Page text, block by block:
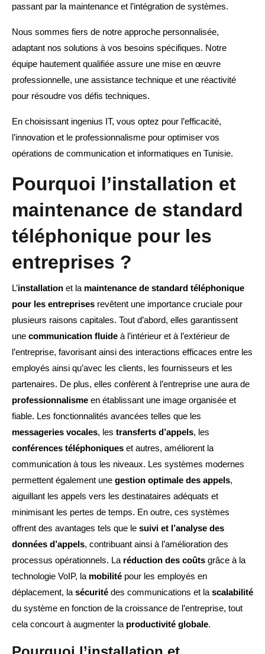
passant par la maintenance et l’intégration de systèmes.
Nous sommes fiers de notre approche personnalisée,
adaptant nos solutions à vos besoins spécifiques. Notre
équipe hautement qualifiée assure une mise en œuvre
professionnelle, une assistance technique et une réactivité
pour résoudre vos défis techniques.
En choisissant ingenius IT, vous optez pour l’efficacité,
l’innovation et le professionnalisme pour optimiser vos
opérations de communication et informatiques en Tunisie.
Pourquoi l’installation et
maintenance de standard
téléphonique pour les
entreprises ?
L’installation et la maintenance de standard téléphonique
pour les entreprises revêtent une importance cruciale pour
plusieurs raisons capitales. Tout d’abord, elles garantissent
une communication fluide à l’intérieur et à l’extérieur de
l’entreprise, favorisant ainsi des interactions efficaces entre les
employés ainsi qu’avec les clients, les fournisseurs et les
partenaires. De plus, elles confèrent à l’entreprise une aura de
professionnalisme en établissant une image organisée et
fiable. Les fonctionnalités avancées telles que les
messageries vocales, les transferts d’appels, les
conférences téléphoniques et autres, améliorent la
communication à tous les niveaux. Les systèmes modernes
permettent également une gestion optimale des appels,
aiguillant les appels vers les destinataires adéquats et
minimisant les pertes de temps. En outre, ces systèmes
offrent des avantages tels que le suivi et l’analyse des
données d’appels, contribuant ainsi à l’amélioration des
processus opérationnels. La réduction des coûts grâce à la
technologie VoIP, la mobilité pour les employés en
déplacement, lasécurité des communications et lascalabilité
du système en fonction de la croissance de l’entreprise, tout
cela concourt à augmenter la productivité globale.